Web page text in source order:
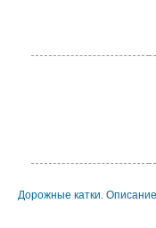
Дорожные катки.